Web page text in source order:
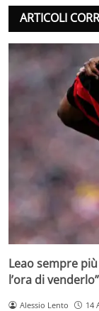
ARTICOLI
Leao sempre
l’ora di venderlo”
Alessio Lento 14